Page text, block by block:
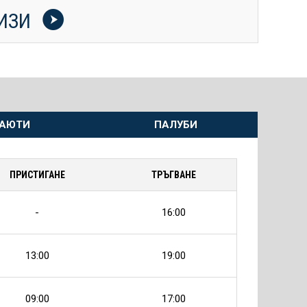
ПАЛУБИ
ПРИСТИГАНЕ ТРЪГВАНЕ
- 16:00
13:00 19:00
09:00 17:00